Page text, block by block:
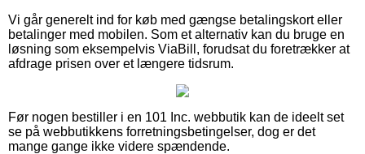
Vi går generelt ind for køb med gængse betalingskort eller
betalinger med mobilen. Som et alternativ kan du bruge en
løsning som eksempelvis ViaBill, forudsat du foretrækker at
afdrage prisen over et længere tidsrum.
Før nogen bestiller i en 101 Inc. webbutik kan de ideelt set
se på webbutikkens forretningsbetingelser, dog er det
mange gange ikke videre spændende.